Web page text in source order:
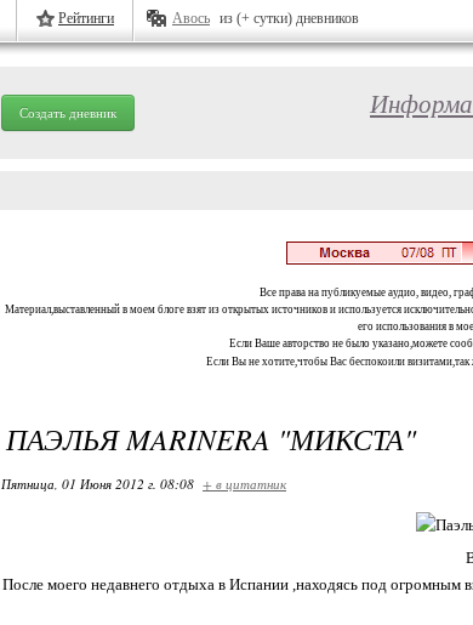
Рейтинги Авось из (+ сутки) дневников
Создать дневник
Все права на публикуемые аудио, видео,
Материал,выставленный в моем блоге взят из открытых источников и используется
его использования в
Если Ваше авторство не было указано,можете
Если Вы не хотите,чтобы Вас беспокоили
ПАЭЛЬЯ MARINERA "МИКСТА"
Пятница, 01 Июня 2012 г. 08:08 + в цитатник
После моего недавнего отдыха в Испании ,находясь под огромным